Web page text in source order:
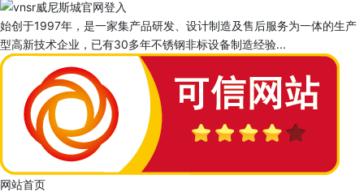
始创于1997年，是一家集产品研发、设计制造及售后服务为一体的生产
型高新技术企业，已有30多年不锈钢非标设备制造经验...
网站首页